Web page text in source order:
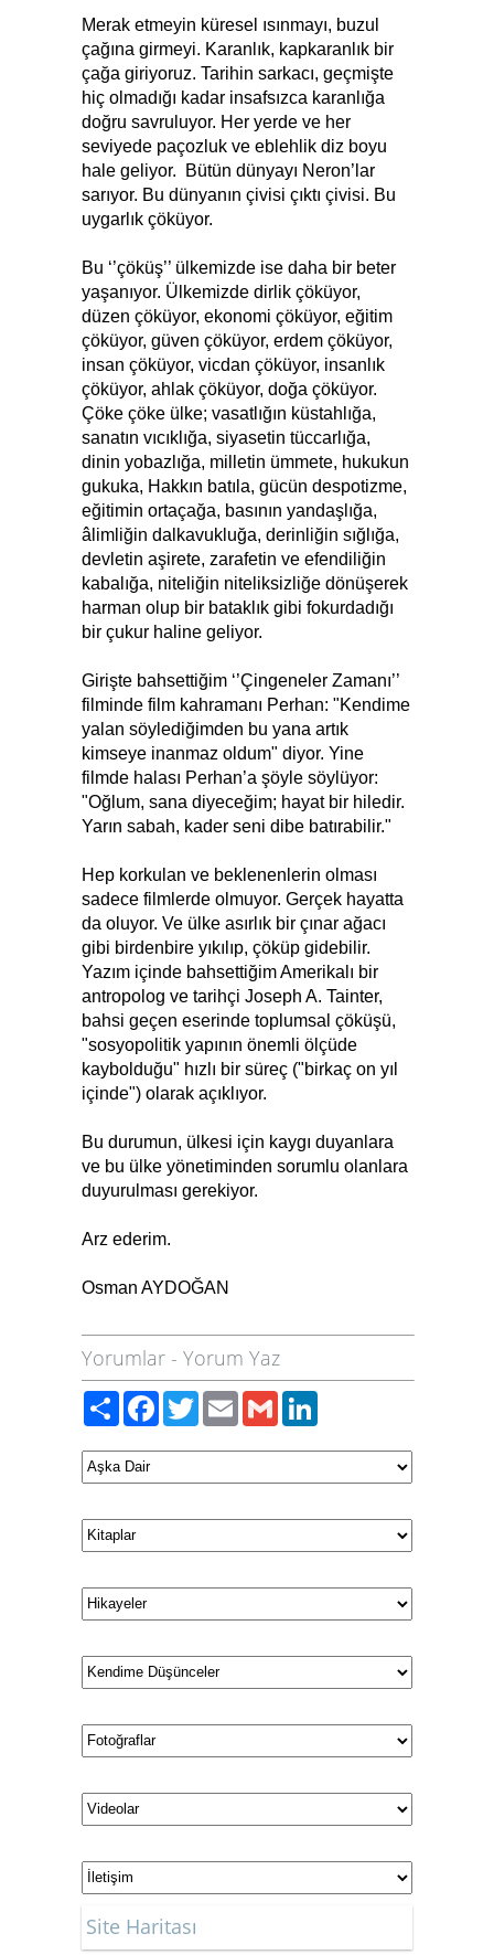
Merak etmeyin küresel ısınmayı, buzul
çağına girmeyi. Karanlık, kapkaranlık bir
çağa giriyoruz. Tarihin sarkacı, geçmişte
hiç olmadığı kadar insafsızca karanlığa
doğru savruluyor. Her yerde ve her
seviyede paçozluk ve eblehlik diz boyu
hale geliyor. Bütün dünyayı Neron’lar
sarıyor. Bu dünyanın çivisi çıktı çivisi. Bu
uygarlık çöküyor.
Bu ‘’çöküş’’ ülkemizde ise daha bir beter
yaşanıyor. Ülkemizde dirlik çöküyor,
düzen çöküyor, ekonomi çöküyor, eğitim
çöküyor, güven çöküyor, erdem çöküyor,
insan çöküyor, vicdan çöküyor, insanlık
çöküyor, ahlak çöküyor, doğa çöküyor.
Çöke çöke ülke; vasatlığın küstahlığa,
sanatın vıcıklığa, siyasetin tüccarlığa,
dinin yobazlığa, milletin ümmete, hukukun
gukuka, Hakkın batıla, gücün despotizme,
eğitimin ortaçağa, basının yandaşlığa,
âlimliğin dalkavukluğa, derinliğin sığlığa,
devletin aşirete, zarafetin ve efendiliğin
kabalığa, niteliğin niteliksizliğe dönüşerek
harman olup bir bataklık gibi fokurdadığı
bir çukur haline geliyor.
Girişte bahsettiğim ‘’Çingeneler Zamanı’’
filminde film kahramanı Perhan: "Kendime
yalan söylediğimden bu yana artık
kimseye inanmaz oldum" diyor. Yine
filmde halası Perhan’a şöyle söylüyor:
"Oğlum, sana diyeceğim; hayat bir hiledir.
Yarın sabah, kader seni dibe batırabilir."
Hep korkulan ve beklenenlerin olması
sadece filmlerde olmuyor. Gerçek hayatta
da oluyor. Ve ülke asırlık bir çınar ağacı
gibi birdenbire yıkılıp, çöküp gidebilir.
Yazım içinde bahsettiğim Amerikalı bir
antropolog ve tarihçi Joseph A. Tainter,
bahsi geçen eserinde toplumsal çöküşü,
"sosyopolitik yapının önemli ölçüde
kaybolduğu" hızlı bir süreç ("birkaç on yıl
içinde") olarak açıklıyor.
Bu durumun, ülkesi için kaygı duyanlara
ve bu ülke yönetiminden sorumlu olanlara
duyurulması gerekiyor.
Arz ederim.
Osman AYDOĞAN
Yorumlar - Yorum Yaz
PaylaşFacebook
TwitterEmailGmail
Site Haritası